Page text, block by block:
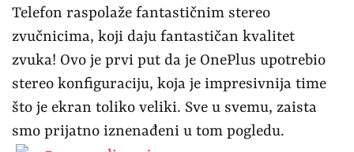
Telefon raspolaže fantastičnim stereo
zvučnicima, koji daju fantastičan kvalitet
zvuka! Ovo je prvi put da je OnePlus upotrebio
stereo konfiguraciju, koja je impresivnija time
što je ekran toliko veliki. Sve u svemu, zaista
smo prijatno iznenađeni u tom pogledu.